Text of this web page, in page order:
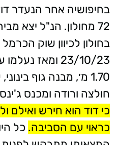
בחיפושיה אחר הנעדר
72 מחולון. הנ"ל יצא
בחולון לכיוון שוק
23/10/23 ומאז
1.70 מ׳, מבנה גוף
חולצה ורודה ומכנס
כי דוד הוא חירש ואילם
כראוי עם הסביבה. כל